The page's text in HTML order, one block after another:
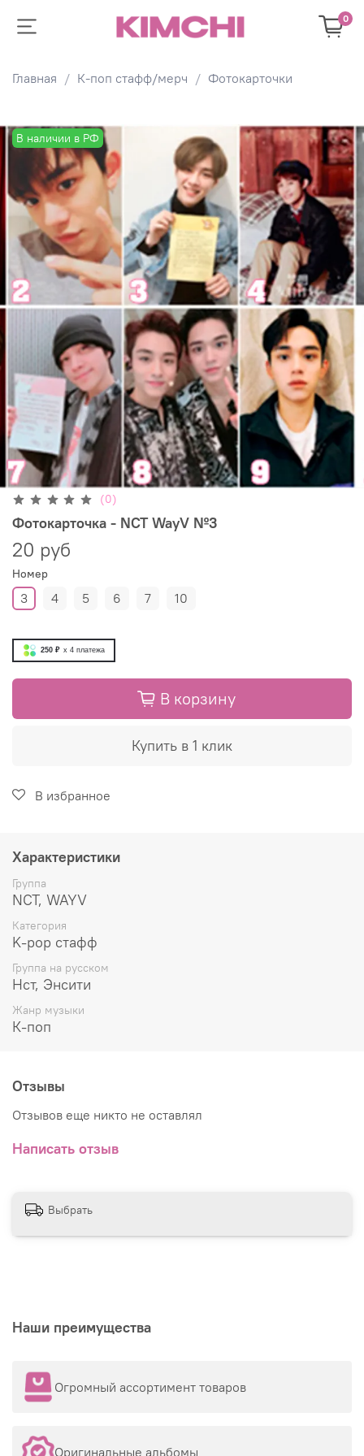
0
Главная К-поп стафф/мерч Фотокарточки
В наличии в РФ
(0)
Фотокарточка - NCT WayV №3
20 руб
Номер
3 4 5 6 7 10
250 ₽ x 4 платежа
В корзину
Купить в 1 клик
В избранное
Характеристики
Группа
NCT, WAYV
Категория
K-pop стафф
Группа на русском
Нст, Энсити
Жанр музыки
К-поп
Отзывы
Отзывов еще никто не оставлял
Написать отзыв
Выбрать
Наши преимущества
Огромный ассортимент товаров
Оригинальные альбомы